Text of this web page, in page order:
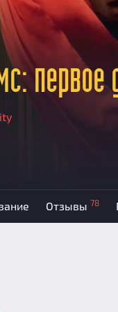
первое
Отзывы 78